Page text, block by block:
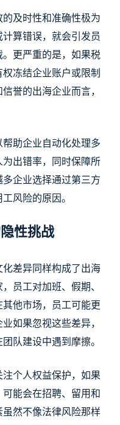
及时性和准确性极为
算错误，就会引发员
更严重的是，如果税
冻结企业账户或限制
誉的出海企业而言，
助企业自动化处理多
出错率，同时保障所
企业选择通过第三方
风险的原因。
性挑战
差异同样构成了出海
员工对加班、假期、
他市场，员工可能更
如果忽视这些差异，
队建设中遇到摩擦。
个人权益保护，如果
能会在招聘、留用和
然不像法律风险那样